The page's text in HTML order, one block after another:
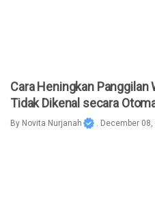
Cara Heningkan
Tidak Dikenal secara
By Novita Nurjanah . December